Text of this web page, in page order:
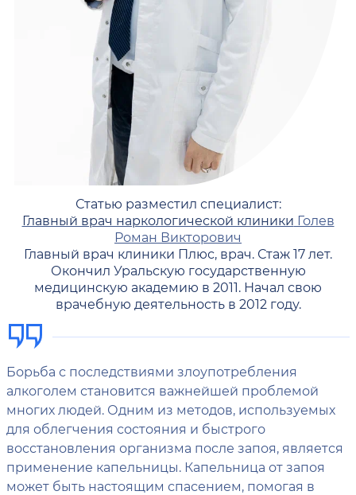
Статью разместил специалист:
Главный врач наркологической клиники Голев
Роман Викторович
Главный врач клиники Плюс, врач. Стаж 17 лет.
Окончил Уральскую государственную
медицинскую академию в 2011. Начал свою
врачебную деятельность в 2012 году.
Борьба с последствиями злоупотребления
алкоголем становится важнейшей проблемой
многих людей. Одним из методов, используемых
для облегчения состояния и быстрого
восстановления организма после запоя, является
применение капельницы. Капельница от запоя
может быть настоящим спасением, помогая в